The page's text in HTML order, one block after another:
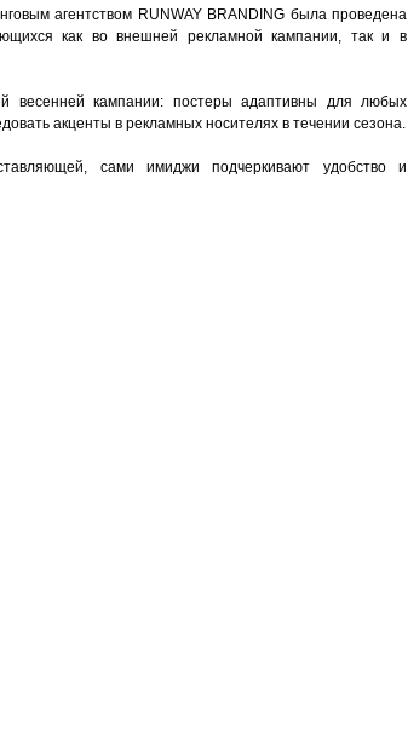
агентством RUNWAY BRANDING была проведена
как во внешней рекламной кампании, так и в
весенней кампании: постеры адаптивны для любых
акценты в рекламных носителях в течении сезона.
сами имиджи подчеркивают удобство и